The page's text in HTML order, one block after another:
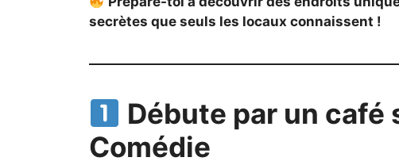
secrètes que seuls les locaux connaissent !
Débute par un café
Comédie